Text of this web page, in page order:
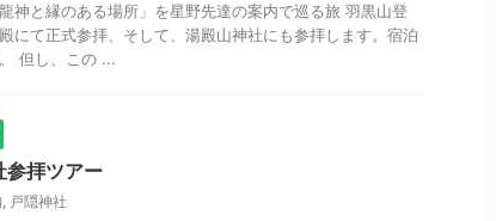
神と縁のある場所」を星野先達の案内で巡る旅 羽黒山登
にて正式参拝、そして、湯殿山神社にも参拝します。宿泊
但し、この ...
参拝ツアー
, 戸隠神社